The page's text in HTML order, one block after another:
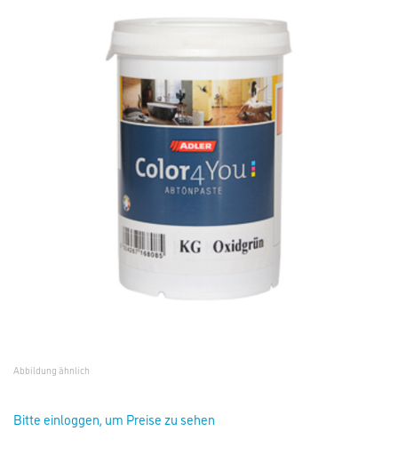
Abbildung ähnlich
Bitte einloggen, um Preise zu sehen